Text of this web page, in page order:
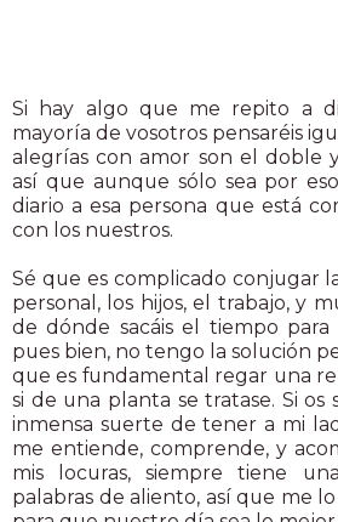
Si hay algo que me repito a
mayoría de vosotros pensaréis
alegrías con amor son el doble
así que aunque sólo sea por
diario a esa persona que está
con los nuestros.
Sé que es complicado conjugar
personal, los hijos, el trabajo, y
de dónde sacáis el tiempo
pues bien, no tengo la solución
que es fundamental regar una
si de una planta se tratase. Si os
inmensa suerte de tener a mi
me entiende, comprende, y
mis locuras, siempre tiene
palabras de aliento, así que me